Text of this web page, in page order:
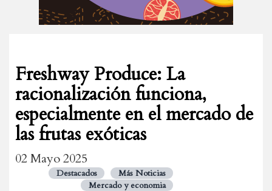
Freshway Produce: La
racionalización funciona,
especialmente en el mercado de
las frutas exóticas
02 Mayo 2025
Destacados
Más Noticias
Mercado y economia